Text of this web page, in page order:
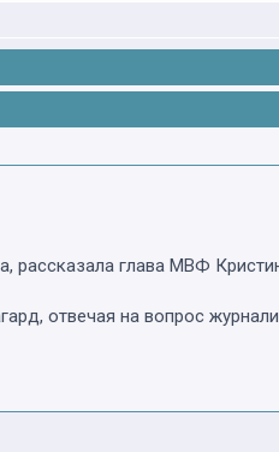
рассказала глава МВФ
отвечая на вопрос